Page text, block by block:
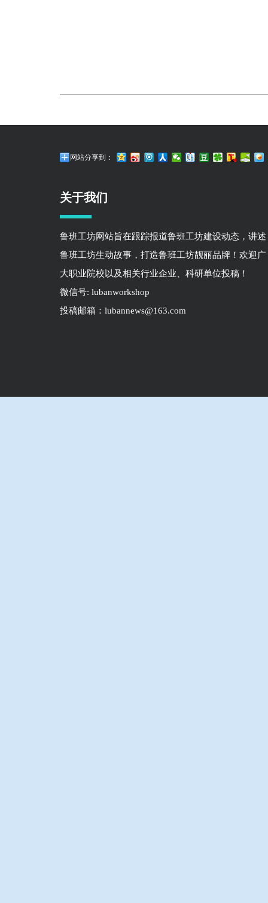
网站分享到：
关于我们
鲁班工坊网站旨在跟踪报道鲁班工坊建设动态，讲述
鲁班工坊生动故事，打造鲁班工坊靓丽品牌！欢迎广
大职业院校以及相关行业企业、科研单位投稿！
微信号: lubanworkshop
投稿邮箱：lubannews@163.com